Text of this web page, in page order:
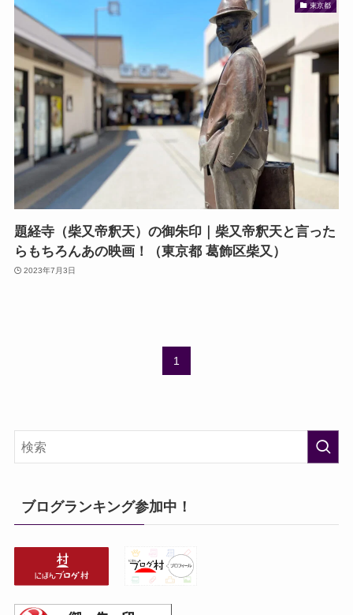
東京都
題経寺（柴又帝釈天）の御朱印｜柴又帝釈天と言った
らもちろんあの映画！（東京都 葛飾区柴又）
2023年7月3日
1
ブログランキング参加中！